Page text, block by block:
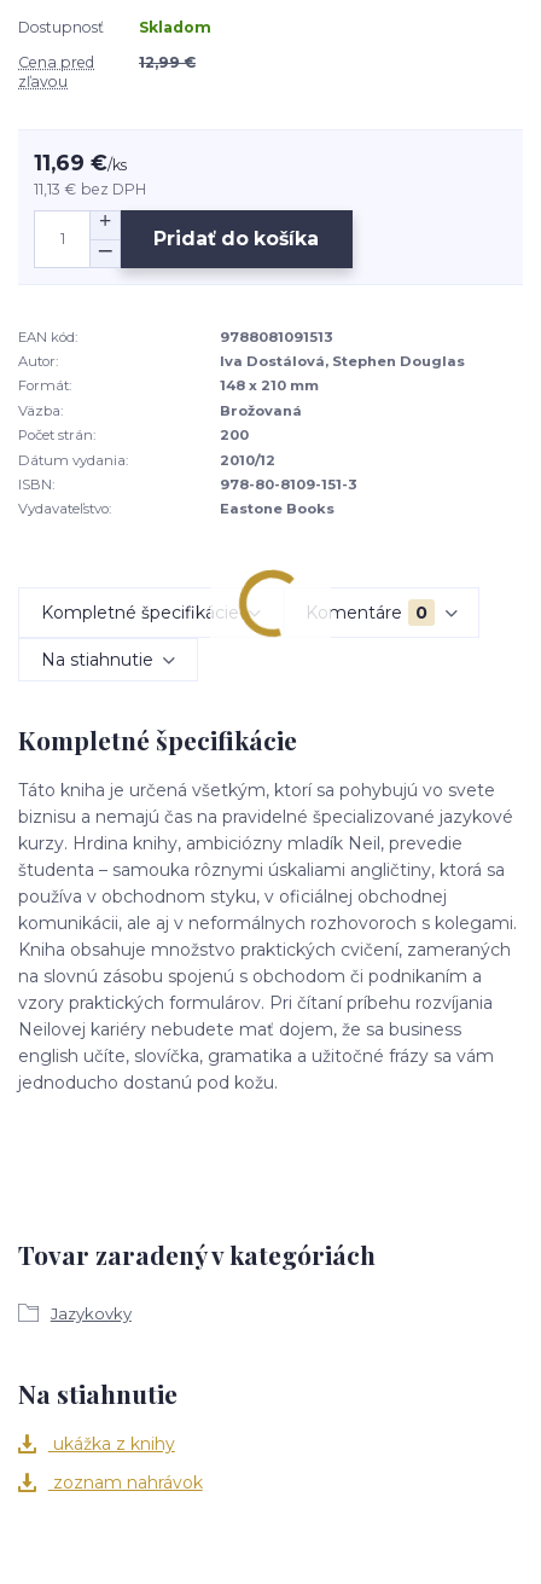
Dostupnosť
Skladom
Cena pred
zľavou
12,99 €
11,69 €/ks
11,13 € bez DPH
Pridať do košíka
EAN kód:
9788081091513
Autor:
Iva Dostálová, Stephen Douglas
Formát:
148 x 210 mm
Väzba:
Brožovaná
Počet strán:
200
Dátum vydania:
2010/12
ISBN:
978-80-8109-151-3
Vydavateľstvo:
Eastone Books
Kompletné špecifikácie Komentáre 0
Na stiahnutie
Kompletné špecifikácie
Táto kniha je určená všetkým, ktorí sa pohybujú vo svete
biznisu a nemajú čas na pravidelné špecializované jazykové
kurzy. Hrdina knihy, ambiciózny mladík Neil, prevedie
študenta – samouka rôznymi úskaliami angličtiny, ktorá sa
používa v obchodnom styku, v oficiálnej obchodnej
komunikácii, ale aj v neformálnych rozhovoroch s kolegami.
Kniha obsahuje množstvo praktických cvičení, zameraných
na slovnú zásobu spojenú s obchodom či podnikaním a
vzory praktických formulárov. Pri čítaní príbehu rozvíjania
Neilovej kariéry nebudete mať dojem, že sa business
english učíte, slovíčka, gramatika a užitočné frázy sa vám
jednoducho dostanú pod kožu.
Tovar zaradený v kategóriách
Jazykovky
Na stiahnutie
ukážka z knihy
zoznam nahrávok